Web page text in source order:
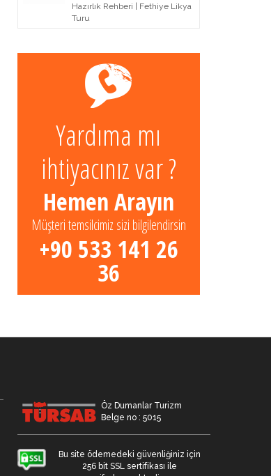
Hazırlık Rehberi | Fethiye Likya
Turu
Yardıma mı
ihtiyacınız var ?
Hemen Arayın
Müşteri temsilcimiz sizi bilgilendirsin
+90 533 141 26
36
Öz Dumanlar Turizm
Belge no : 5015
Bu site ödemedeki güvenliğiniz için
256 bit SSL sertifikası ile